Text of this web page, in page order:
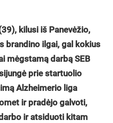
kilusi iš Panevėžio,
brandino ilgai, gal kokius
mėgstamą darbą SEB
prie startuolio
Alzheimerio liga
ir pradėjo galvoti,
ir atsiduoti kitam